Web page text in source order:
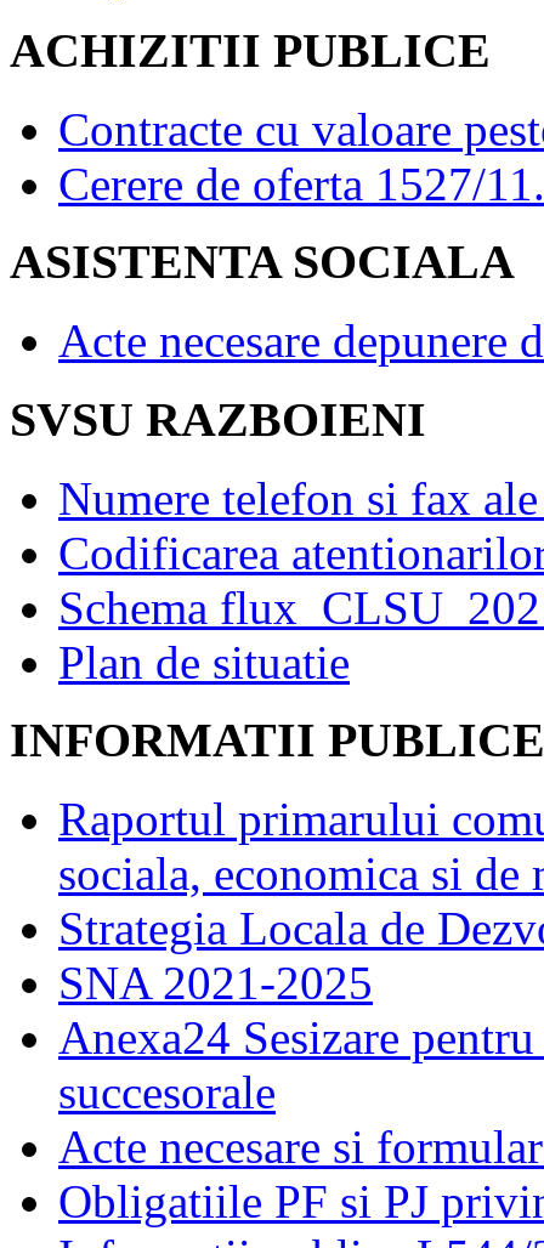
ACHIZITII PUBLICE
Contracte cu valoare
Cerere de oferta 1527/
ASISTENTA SOCIALA
Acte necesare depunere
SVSU RAZBOIENI
Numere telefon si fax
Codificarea
Schema
Plan de situatie
INFORMATII PUBLICE
Raportul primarului
sociala, economica si
Strategia Locala de
SNA 2021-2025
Anexa24 Sesizare
succesorale
Acte necesare si
Obligatiile PF si PJ